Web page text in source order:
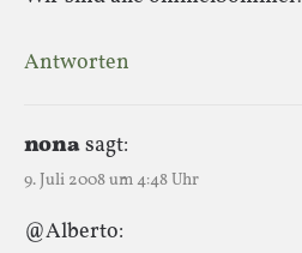
Antworten
nonasagt:
9. Juli 2008 um 4:48 Uhr
@Alberto: